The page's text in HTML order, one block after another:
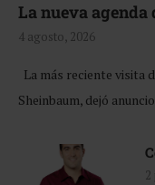
La nueva agenda
4 agosto, 2026
La más reciente visita
Sheinbaum, dejó
2